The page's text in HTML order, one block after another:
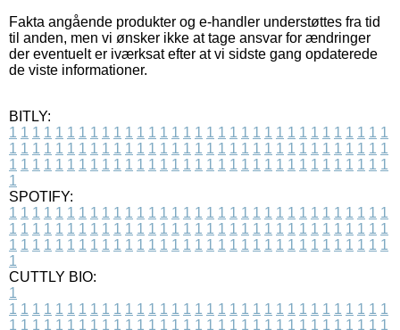
Fakta angående produkter og e-handler understøttes fra tid
til anden, men vi ønsker ikke at tage ansvar for ændringer
der eventuelt er iværksat efter at vi sidste gang opdaterede
de viste informationer.
BITLY:
1 1 1 1 1 1 1 1 1 1 1 1 1 1 1 1 1 1 1 1 1 1 1 1 1 1 1 1 1 1 1 1 1
1 1 1 1 1 1 1 1 1 1 1 1 1 1 1 1 1 1 1 1 1 1 1 1 1 1 1 1 1 1 1 1 1
1 1 1 1 1 1 1 1 1 1 1 1 1 1 1 1 1 1 1 1 1 1 1 1 1 1 1 1 1 1 1 1 1
1
SPOTIFY:
1 1 1 1 1 1 1 1 1 1 1 1 1 1 1 1 1 1 1 1 1 1 1 1 1 1 1 1 1 1 1 1 1
1 1 1 1 1 1 1 1 1 1 1 1 1 1 1 1 1 1 1 1 1 1 1 1 1 1 1 1 1 1 1 1 1
1 1 1 1 1 1 1 1 1 1 1 1 1 1 1 1 1 1 1 1 1 1 1 1 1 1 1 1 1 1 1 1 1
1
CUTTLY BIO:
1
1 1 1 1 1 1 1 1 1 1 1 1 1 1 1 1 1 1 1 1 1 1 1 1 1 1 1 1 1 1 1 1 1
1 1 1 1 1 1 1 1 1 1 1 1 1 1 1 1 1 1 1 1 1 1 1 1 1 1 1 1 1 1 1 1 1